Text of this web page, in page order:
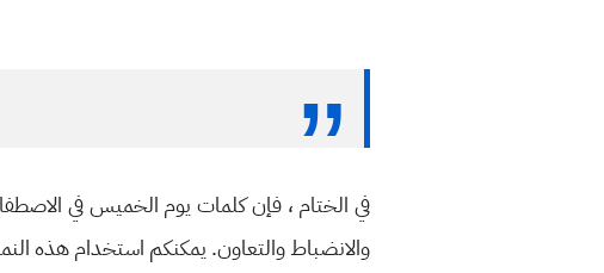
في الختام ، فإن كلمات يوم الخميس في
والانضباط والتعاون. يمكنكم استخدام هذه